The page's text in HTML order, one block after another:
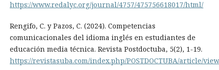
https://www.redalyc.org/journal/4757/475756618017/html/
Rengifo, C. y Pazos, C. (2024). Competencias
comunicacionales del idioma inglés en estudiantes de
educación media técnica. Revista Postdoctuba, 5(2), 1-19.
https://revistasuba.com/index.php/POSTDOCTUBA/article/